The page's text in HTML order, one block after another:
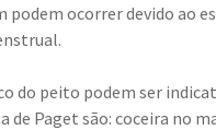
podem ocorrer devido ao
do peito podem ser
de Paget são: coceira no